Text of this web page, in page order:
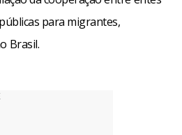
para migrantes,
Brasil.